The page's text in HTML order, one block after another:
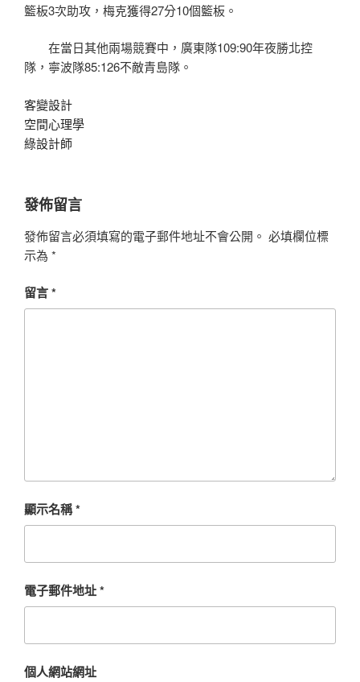
籃板3次助攻，梅克獲得27分10個籃板。
在當日其他兩場競賽中，廣東隊109:90年夜勝北控
隊，寧波隊85:126不敵青島隊。
客變設計
空間心理學
綠設計師
發佈留言
發佈留言必須填寫的電子郵件地址不會公開。 必填欄位標
示為 *
留言*
顯示名稱*
電子郵件地址*
個人網站網址